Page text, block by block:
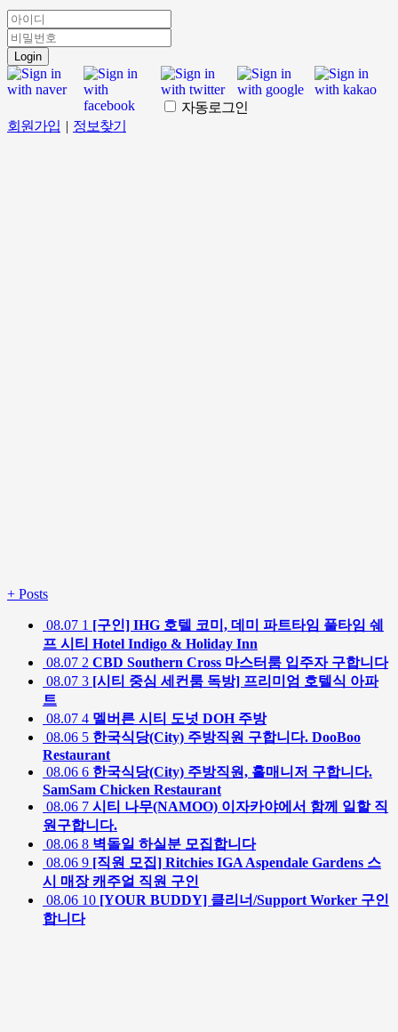
Login
자동로그인
회원가입 | 정보찾기
+ Posts
08.07 1 [구인] IHG 호텔 코미, 데미 파트타임 풀타임 쉐
프 시티 Hotel Indigo & Holiday Inn
08.07 2 CBD Southern Cross 마스터룸 입주자 구합니다
08.07 3 [시티 중심 세컨룸 독방] 프리미엄 호텔식 아파
트
08.07 4 멜버른 시티 도넛 DOH 주방
08.06 5 한국식당(City) 주방직원 구합니다. DooBoo
Restaurant
08.06 6 한국식당(City) 주방직원, 홀매니저 구합니다.
SamSam Chicken Restaurant
08.06 7 시티 나무(NAMOO) 이자카야에서 함께 일할 직
원구합니다.
08.06 8 벽돌일 하실분 모집합니다
08.06 9 [직원 모집] Ritchies IGA Aspendale Gardens 스
시 매장 캐주얼 직원 구인
08.06 10 [YOUR BUDDY] 클리너/Support Worker 구인
합니다